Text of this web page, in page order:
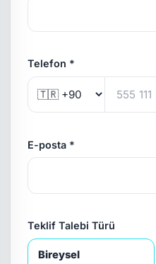
Telefon *
E-posta *
Teklif Talebi Türü
Bireysel